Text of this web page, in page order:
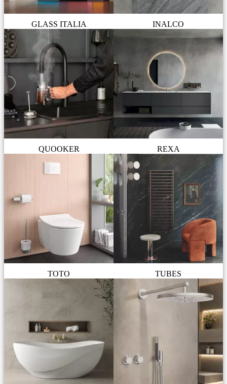
GLASS ITALIA INALCO
QUOOKER REXA
TOTO TUBES